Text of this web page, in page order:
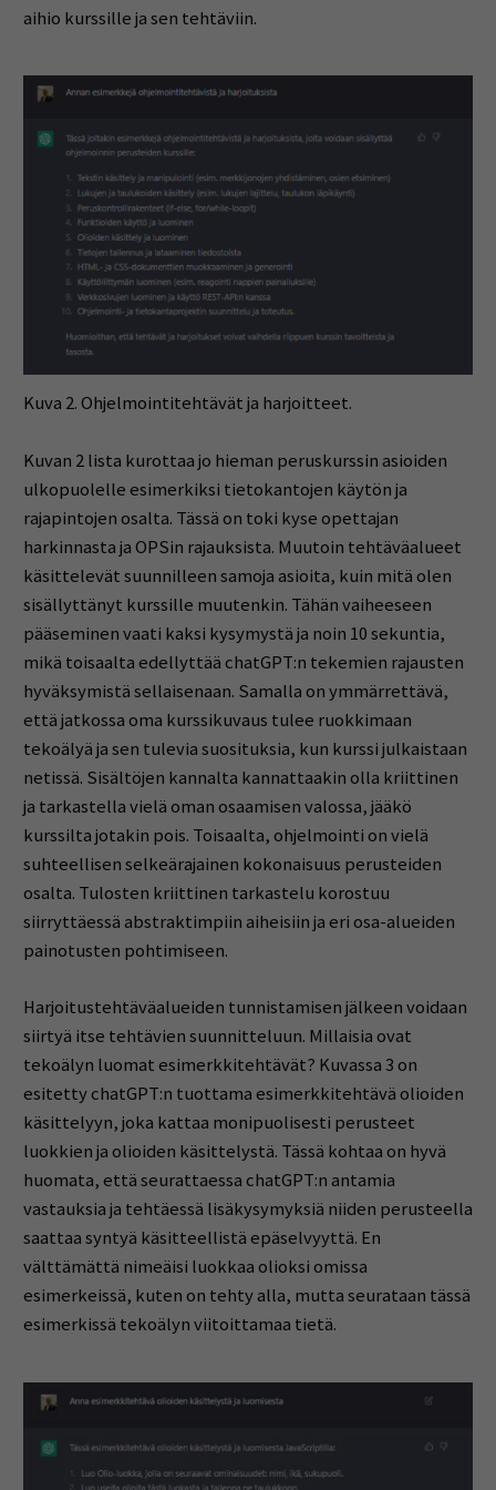
aihio kurssille ja sen tehtäviin.
Kuva 2. Ohjelmointitehtävät ja harjoitteet.
Kuvan 2 lista kurottaa jo hieman peruskurssin asioiden
ulkopuolelle esimerkiksi tietokantojen käytön ja
rajapintojen osalta. Tässä on toki kyse opettajan
harkinnasta ja OPSin rajauksista. Muutoin tehtäväalueet
käsittelevät suunnilleen samoja asioita, kuin mitä olen
sisällyttänyt kurssille muutenkin. Tähän vaiheeseen
pääseminen vaati kaksi kysymystä ja noin 10 sekuntia,
mikä toisaalta edellyttää chatGPT:n tekemien rajausten
hyväksymistä sellaisenaan. Samalla on ymmärrettävä,
että jatkossa oma kurssikuvaus tulee ruokkimaan
tekoälyä ja sen tulevia suosituksia, kun kurssi julkaistaan
netissä. Sisältöjen kannalta kannattaakin olla kriittinen
ja tarkastella vielä oman osaamisen valossa, jääkö
kurssilta jotakin pois. Toisaalta, ohjelmointi on vielä
suhteellisen selkeärajainen kokonaisuus perusteiden
osalta. Tulosten kriittinen tarkastelu korostuu
siirryttäessä abstraktimpiin aiheisiin ja eri osa-alueiden
painotusten pohtimiseen.
Harjoitustehtäväalueiden tunnistamisen jälkeen voidaan
siirtyä itse tehtävien suunnitteluun. Millaisia ovat
tekoälyn luomat esimerkkitehtävät? Kuvassa 3 on
esitetty chatGPT:n tuottama esimerkkitehtävä olioiden
käsittelyyn, joka kattaa monipuolisesti perusteet
luokkien ja olioiden käsittelystä. Tässä kohtaa on hyvä
huomata, että seurattaessa chatGPT:n antamia
vastauksia ja tehtäessä lisäkysymyksiä niiden perusteella
saattaa syntyä käsitteellistä epäselvyyttä. En
välttämättä nimeäisi luokkaa olioksi omissa
esimerkeissä, kuten on tehty alla, mutta seurataan tässä
esimerkissä tekoälyn viitoittamaa tietä.